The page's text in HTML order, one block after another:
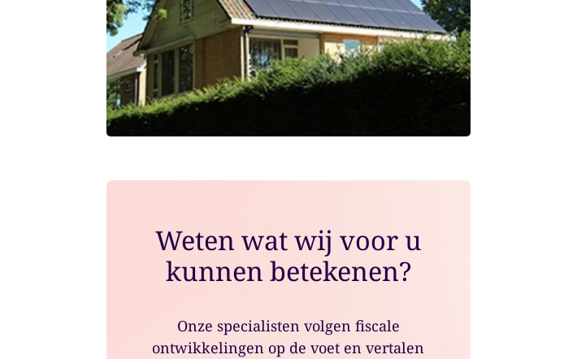
Weten wat wij voor u
kunnen betekenen?
Onze specialisten volgen fiscale
ontwikkelingen op de voet en vertalen